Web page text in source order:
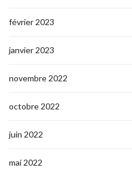
février 2023
janvier 2023
novembre 2022
octobre 2022
juin 2022
mai 2022